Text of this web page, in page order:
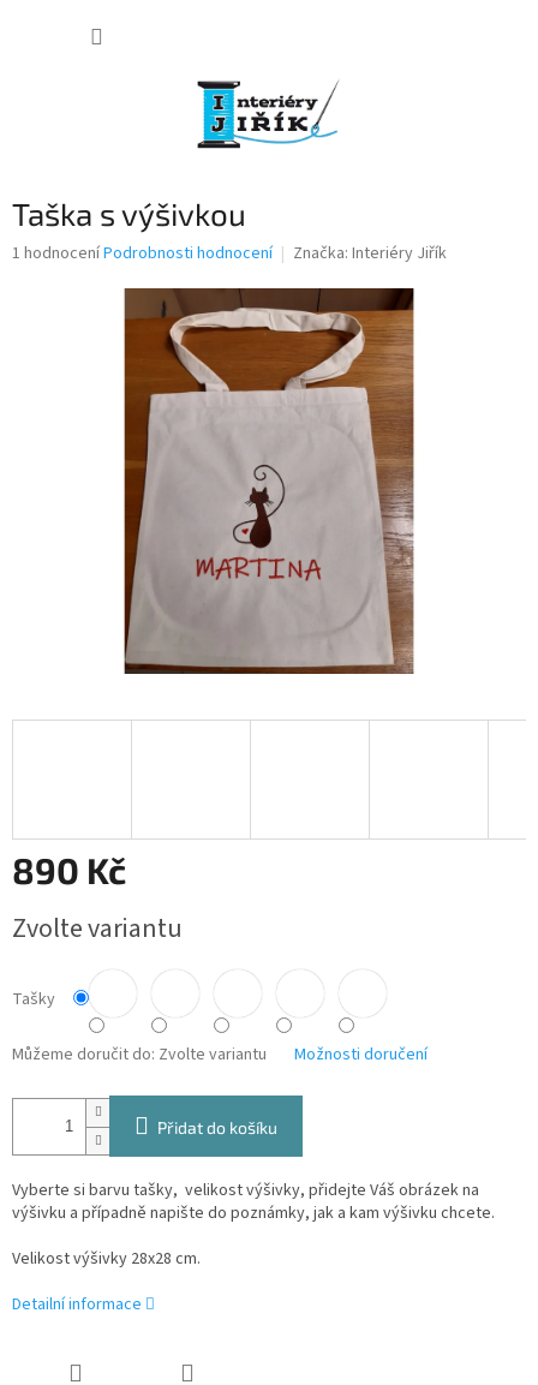
Taška s výšivkou
Průměrné
1 hodnoceníPodrobnosti hodnocení Značka: Interiéry Jiřík
890 Kč
cena:
Zvolte variantu
Tašky
Můžeme doručit do: Zvolte variantu Možnosti doručení
Přidat do košíku
Vyberte si barvu tašky, velikost výšivky, přidejte Váš obrázek na
výšivku a případně napište do poznámky, jak a kam výšivku chcete.
Velikost výšivky 28x28 cm.
Detailní informace